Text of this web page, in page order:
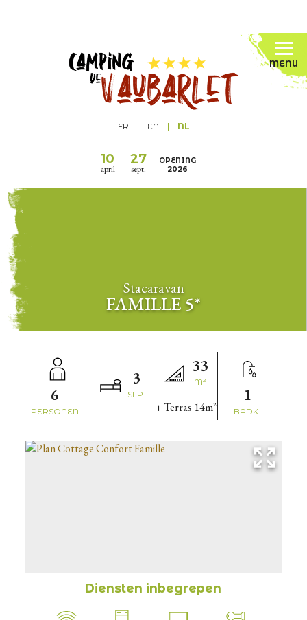
MENU
FR EN NL
10
april
27
sept.
OPENING
2026
Stacaravan
FAMILLE 5*
6
PERSONEN
3
SLP.
33
M²
+ Terras 14m²
1
BADK.
Diensten inbegrepen